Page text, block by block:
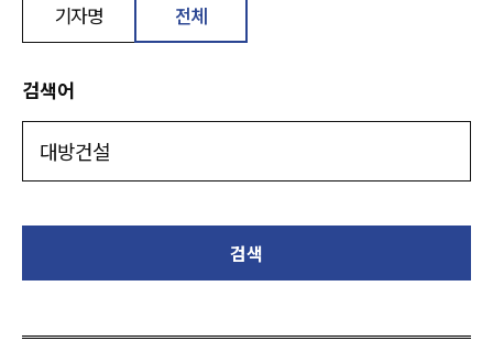
기자명 전체
검색어
검색